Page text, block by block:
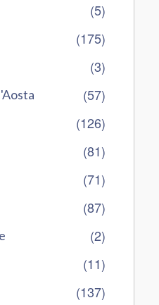
(5)
(175)
(3)
(57)
(126)
(81)
(71)
(87)
(2)
(11)
(137)